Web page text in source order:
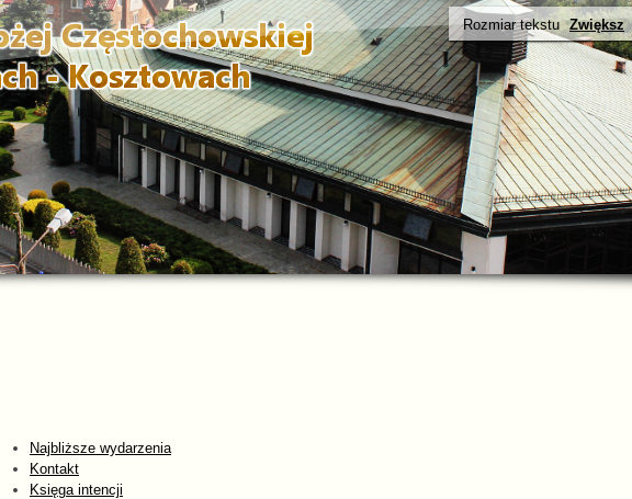
Rozmiar tekstu Zwiększ
Najbliższe wydarzenia
Kontakt
Księga intencji